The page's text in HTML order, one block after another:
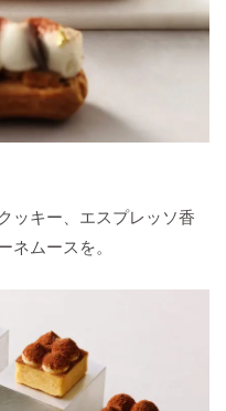
ッキー、エスプレッソ香
ネムースを。